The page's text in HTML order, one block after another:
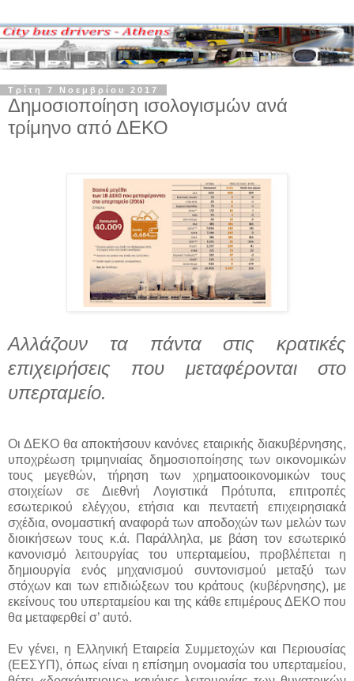
Τρίτη 7 Νοεμβρίου 2017
Δημοσιοποίηση ισολογισμών ανά
τρίμηνο από ΔΕΚΟ
Αλλάζουν τα πάντα στις κρατικές
επιχειρήσεις που μεταφέρονται στο
υπερταμείο.
Οι ΔΕΚΟ θα αποκτήσουν κανόνες εταιρικής διακυβέρνησης,
υποχρέωση τριμηνιαίας δημοσιοποίησης των οικονομικών
τους μεγεθών, τήρηση των χρηματοοικονομικών τους
στοιχείων σε Διεθνή Λογιστικά Πρότυπα, επιτροπές
εσωτερικού ελέγχου, ετήσια και πενταετή επιχειρησιακά
σχέδια, ονομαστική αναφορά των αποδοχών των μελών των
διοικήσεων τους κ.ά. Παράλληλα, με βάση τον εσωτερικό
κανονισμό λειτουργίας του υπερταμείου, προβλέπεται η
δημιουργία ενός μηχανισμού συντονισμού μεταξύ των
στόχων και των επιδιώξεων του κράτους (κυβέρνησης), με
εκείνους του υπερταμείου και της κάθε επιμέρους ΔΕΚΟ που
θα μεταφερθεί σ’ αυτό.
Εν γένει, η Ελληνική Εταιρεία Συμμετοχών και Περιουσίας
(ΕΕΣΥΠ), όπως είναι η επίσημη ονομασία του υπερταμείου,